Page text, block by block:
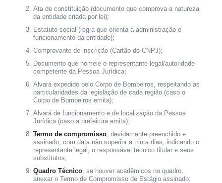
Ata de constituição (documento que comprova a natureza
da entidade criada por lei);
Estatuto social (regra que orienta a administração e
funcionamento da entidade);
Comprovante de inscrição (Cartão do CNPJ);
Documento que nomeie o representante legal/autoridade
competente da Pessoa Jurídica;
Alvará expedido pelo Corpo de Bombeiros, respeitando as
particularidades da legislação de cada região (caso o
Corpo de Bombeiros emita);
Alvará de funcionamento e de localização da Pessoa
Jurídica (caso a prefeitura emita);
Termo de compromisso, devidamente preenchido e
assinado, com data não superior a trinta dias, indicando o
representante legal, o responsável técnico titular e seus
substitutos;
Quadro Técnico, se houver acadêmicos no quadro,
anexar o Termo de Compromisso de Estágio assinado;